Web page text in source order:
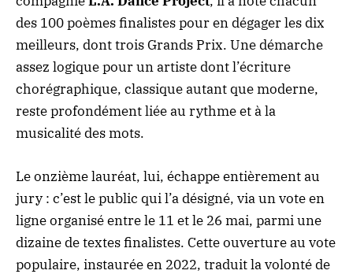
des 100 poèmes finalistes pour en dégager les dix
meilleurs, dont trois Grands Prix. Une démarche
assez logique pour un artiste dont l’écriture
chorégraphique, classique autant que moderne,
reste profondément liée au rythme et à la
musicalité des mots.
Le onzième lauréat, lui, échappe entièrement au
jury : c’est le public qui l’a désigné, via un vote en
ligne organisé entre le 11 et le 26 mai, parmi une
dizaine de textes finalistes. Cette ouverture au vote
populaire, instaurée en 2022, traduit la volonté de